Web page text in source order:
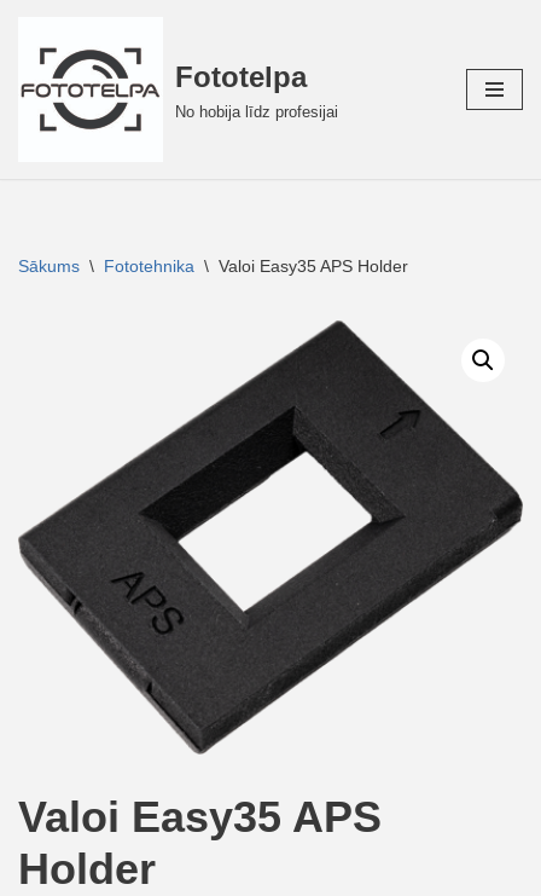
Skip
to
content
Fototelpa
No hobija līdz profesijai
Sākums \ Fototehnika \ Valoi Easy35 APS Holder
Valoi Easy35 APS
Holder